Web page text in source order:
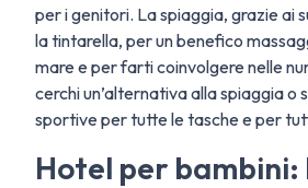
per i genitori. La spiaggia, grazie ai
la tintarella, per un benefico
mare e per farti coinvolgere nelle
cerchi un’alternativa alla spiaggia
sportive per tutte le tasche e per
Hotel per bambini: